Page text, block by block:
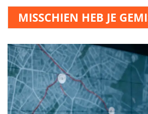
MISSCHIEN HEB JE